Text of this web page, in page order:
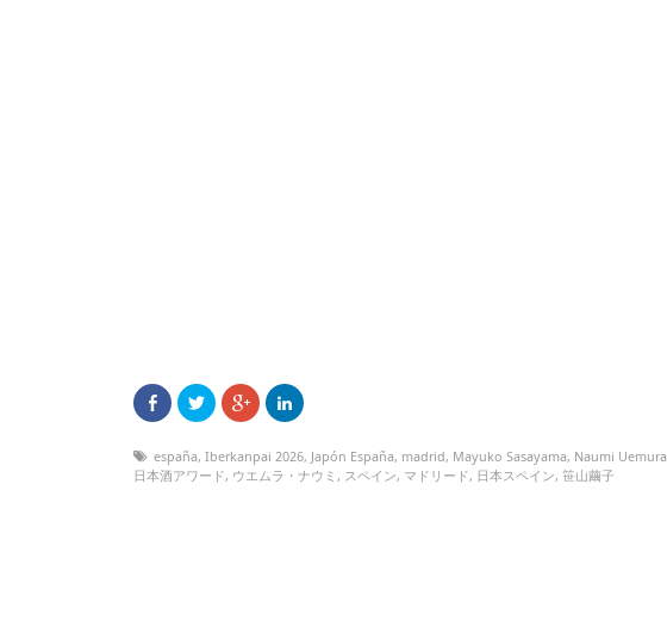
españa, Iberkanpai 2026, Japón España, madrid, Mayuko Sasayama, Naumi Uemura
日本酒アワード, ウエムラ・ナウミ , スペイン, マドリード, 日本スペイン, 笹山繭子